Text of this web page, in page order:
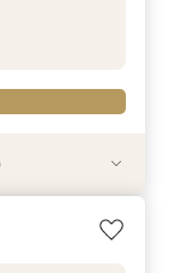
クイックで会場
旦情報収集の